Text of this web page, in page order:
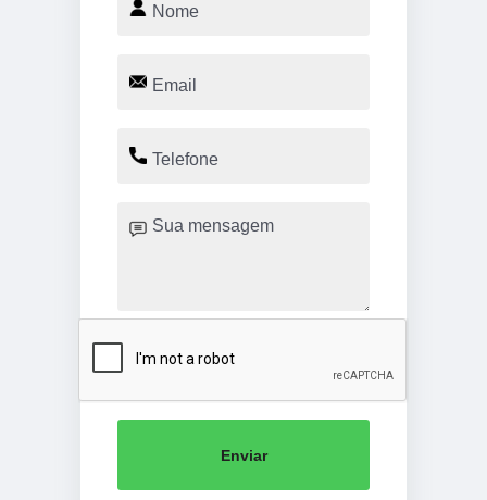
Enviar